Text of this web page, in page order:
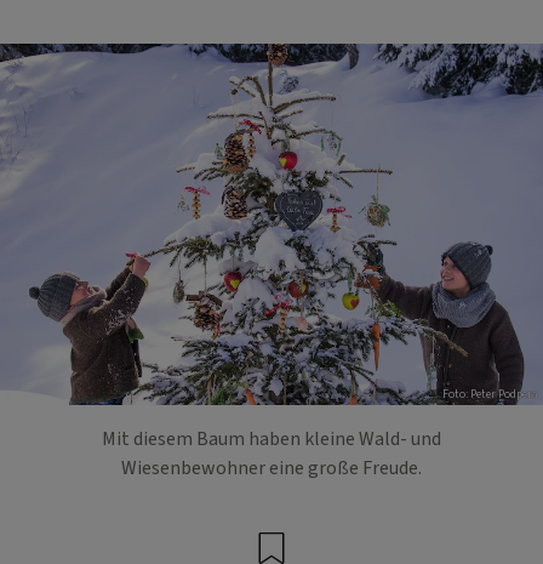
Foto: Peter Podpera
Mit diesem Baum haben kleine Wald- und
Wiesenbewohner eine große Freude.